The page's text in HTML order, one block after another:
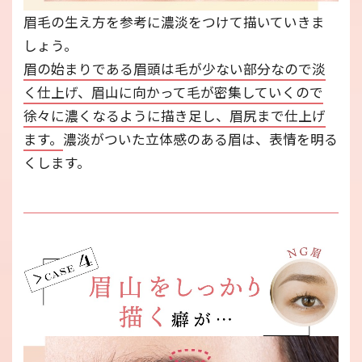
眉毛の生え方を参考に濃淡をつけて描いていきま
しょう。
眉の始まりである眉頭は毛が少ない部分なので淡
く仕上げ、眉山に向かって毛が密集していくので
徐々に濃くなるように描き足し、眉尻まで仕上げ
ます。 濃淡がついた立体感のある眉は、表情を明る
くします。